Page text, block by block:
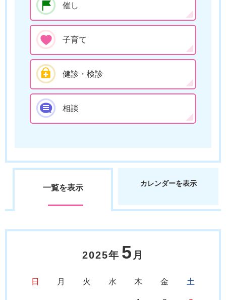
催し
子育て
健診・検診
相談
一覧を表示 カレンダーを表示
2025年 5 月
日 月 火 水 木 金 土